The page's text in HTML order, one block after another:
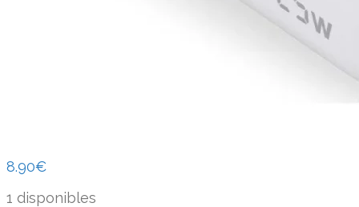
8.90€
1 disponibles